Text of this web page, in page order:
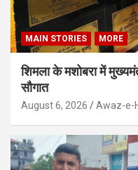
MAIN STORIES MORE
शिमला के मशोबरा में
सौगात
August 6, 2026 Awaz-e-